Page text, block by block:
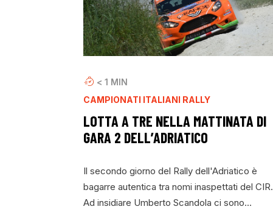
< 1 MIN
CAMPIONATI ITALIANI RALLY
LOTTA A TRE NELLA MATTINATA DI
GARA 2 DELL’ADRIATICO
Il secondo giorno del Rally dell'Adriatico è
bagarre autentica tra nomi inaspettati del CIR.
Ad insidiare Umberto Scandola ci sono…